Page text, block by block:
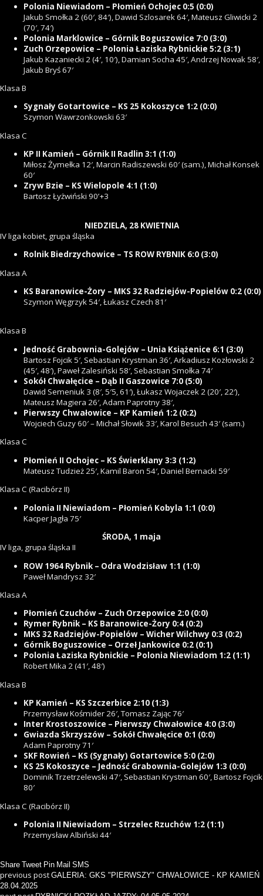
Polonia Niewiadom – Płomień Ochojec 0:5 (0:0)
Jakub Smołka 2 (60′, 84′), Dawid Szlosarek 64′, Mateusz Gliwicki 2
(70′, 74′)
Polonia Marklowice – Górnik Boguszowice 7:0 (3:0)
Zuch Orzepowice – Polonia Łaziska Rybnickie 5:2 (3:1)
Jakub Kazaniecki 2 (4′, 10′), Damian Socha 45′, Andrzej Nowak 58′,
Jakub Bryś 67′
Klasa B
Sygnały Gotartowice – KS 25 Kokoszyce 1:2 (0:0)
Szymon Wawrzonkowski 63′
Klasa C
KP II Kamień – Górnik II Radlin 3:1 (1:0)
Miłosz Żymełka 12′, Marcin Radiszewski 60′ (sam.), Michał Konsek
60′
Zryw Bzie – KS Wielopole 4:1 (1:0)
Bartosz Łyżwiński 90’+3
NIEDZIELA, 28 KWIETNIA
IV liga kobiet, grupa śląska
Rolnik Biedrzychowice – TS ROW RYBNIK 6:0 (3:0)
Klasa A
KS Baranowice-Żory – MKS 32 Radziejów-Popielów 0:2 (0:0)
Szymon Węgrzyk 54′, Łukasz Czech 81′
Klasa B
Jedność Grabownia-Golejów – Unia Książenice 6:1 (3:0)
Bartosz Fojcik 5′, Sebastian Krystman 36′, Arkadiusz Kozłowski 2
(45′, 48′), Paweł Zalesiński 58′, Sebastian Smołka 74′
Sokół Chwałęcice – Dąb II Gaszowice 7:0 (5:0)
Dawid Semeniuk 3 (8′, 5′5, 61′), Łukasz Wojaczek 2 (20′, 22′),
Mateusz Magiera 26′, Adam Paprotny 38′,
Pierwszy Chwałowice – KP Kamień 1:2 (0:2)
Wojciech Guzy 60′ – Michał Słowik 33′, Karol Besuch 43′ (sam.)
Klasa C
Płomień II Ochojec – KS Świerklany 3:3 (1:2)
Mateusz Tudzież 25′, Kamil Baron 54′, Daniel Bernacki 59′
Klasa C (Racibórz II)
Polonia II Niewiadom – Płomień Kobyla 1:1 (0:0)
Kacper Jagła 75′
ŚRODA, 1 maja
IV liga, grupa śląska II
ROW 1964 Rybnik – Odra Wodzisław 1:1 (1:0)
Paweł Mandrysz 32′
Klasa A
Płomień Czuchów – Zuch Orzepowice 2:0 (0:0)
Rymer Rybnik – KS Baranowice-Żory 0:4 (0:2)
MKS 32 Radziejów-Popielów – Wicher Wilchwy 0:3 (0:2)
Górnik Boguszowice – Orzeł Jankowice 0:2 (0:1)
Polonia Łaziska Rybnickie – Polonia Niewiadom 1:2 (1:1)
Robert Mika 2 (41′, 48′)
Klasa B
KP Kamień – KS Szczerbice 2:10 (1:3)
Przemysław Kośmider 26′, Tomasz Zając 76′
Inter Krostoszowice – Pierwszy Chwałowice 4:0 (3:0)
Gwiazda Skrzyszów – Sokół Chwałęcice 0:1 (0:0)
Adam Paprotny 71′
SKF Rowień – KS (Sygnały) Gotartowice 5:0 (2:0)
KS 25 Kokoszyce – Jedność Grabownia-Golejów 1:3 (0:0)
Dominik Trzetrzelewski 47′, Sebastian Krystman 60′, Bartosz Fojcik
80′
Klasa C (Racibórz II)
Polonia II Niewiadom – Strzelec Rzuchów 1:2 (1:1)
Przemysław Albiński 44′
Share Tweet Pin Mail SMS
previous post GALERIA: GKS "PIERWSZY" CHWAŁOWICE - KP KAMIEŃ
28.04.2025